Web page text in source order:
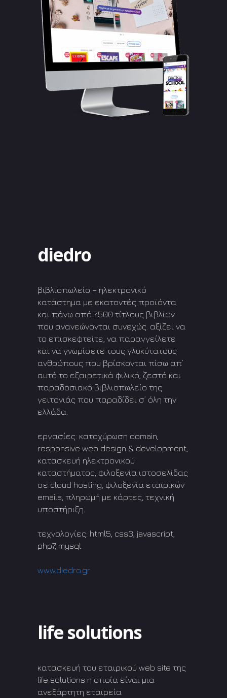
diedro
βιβλιοπωλείο – ηλεκτρονικό
κατάστημα με εκατοντές προϊόντα
και πάνω από 7.500 τίτλους βιβλίων
που ανανεώνονται συνεχώς. αξίζει να
το επισκεφτείτε, να παραγγείλετε
και να γνωρίσετε τους γλυκύτατους
ανθρώπους που βρίσκονται πίσω απ’
αυτό το εξαιρετικά φιλικό, ζεστό και
παραδοσιακό βιβλιοπωλείο της
γειτονιάς που παραδίδει σ’ όλη την
ελλάδα.
εργασίες: κατοχύρωση domain,
responsive web design & development,
κατασκευή ηλεκτρονικού
καταστήματος, φιλοξενία ιστοσελίδας
σε cloud hosting, φιλοξενία εταιρικών
emails, πληρωμή με κάρτες, τεχνική
υποστήριξη.
τεχνολογίες: html5, css3, javascript,
php7, mysql.
www.diedro.gr
life solutions
κατασκευή του εταιρικού web site της
life solutions η οποία είναι μια
ανεξάρτητη εταιρεία